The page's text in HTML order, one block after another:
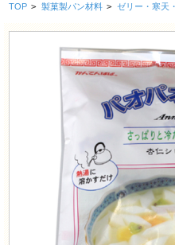
TOP > 製菓製パン材料 > ゼリー・寒天